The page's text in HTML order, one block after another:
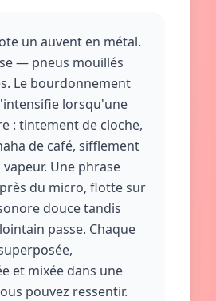
un auvent en métal.
— pneus mouillés
Le bourdonnement
lorsqu'une
: tintement de cloche,
de café, sifflement
vapeur. Une phrase
du micro, flotte sur
douce tandis
passe. Chaque
et mixée dans une
pouvez ressentir.